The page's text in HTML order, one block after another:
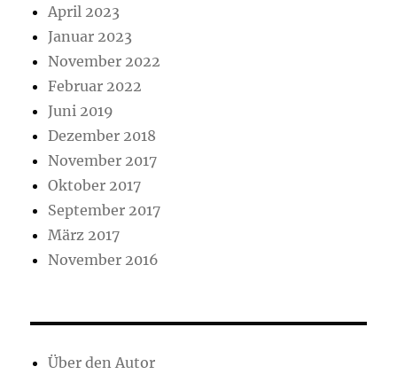
April 2023
Januar 2023
November 2022
Februar 2022
Juni 2019
Dezember 2018
November 2017
Oktober 2017
September 2017
März 2017
November 2016
Über den Autor